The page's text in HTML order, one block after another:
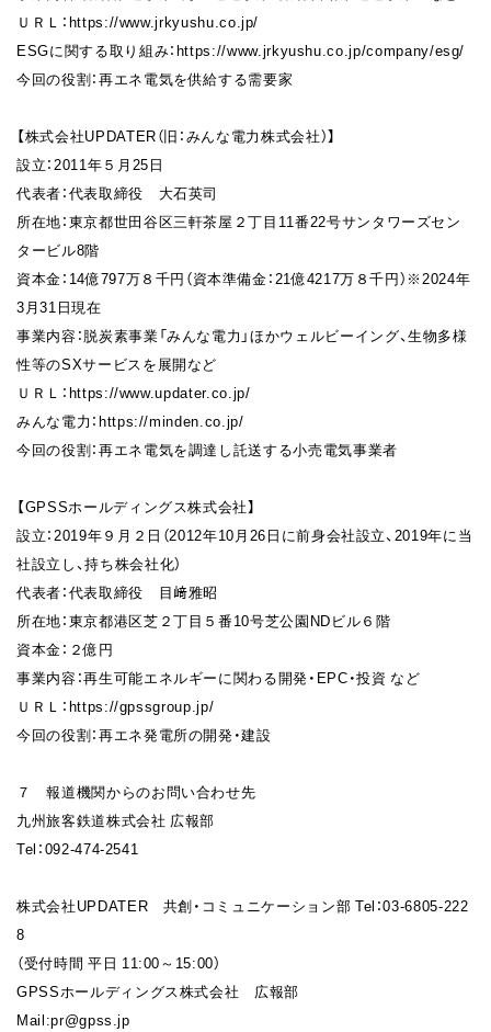
ＵＲＬ：https://www.jrkyushu.co.jp/
ESGに関する取り組み：https://www.jrkyushu.co.jp/company/esg/
今回の役割：再エネ電気を供給する需要家
【株式会社UPDATER（旧：みんな電力株式会社）】
設立：2011年５月25日
代表者：代表取締役 大石英司
所在地：東京都世田谷区三軒茶屋２丁目11番22号サンタワーズセン
タービル8階
資本金：14億797万８千円（資本準備金：21億4217万８千円）※2024年
3月31日現在
事業内容：脱炭素事業「みんな電力」ほかウェルビーイング、生物多様
性等のSXサービスを展開など
ＵＲＬ：https://www.updater.co.jp/
みんな電力：https://minden.co.jp/
今回の役割：再エネ電気を調達し託送する小売電気事業者
【GPSSホールディングス株式会社】
設立：2019年９月２日（2012年10月26日に前身会社設立、2019年に当
社設立し、持ち株会社化）
代表者：代表取締役 目﨑雅昭
所在地：東京都港区芝２丁目５番10号芝公園NDビル６階
資本金：２億円
事業内容：再生可能エネルギーに関わる開発・EPC・投資 など
ＵＲＬ：https://gpssgroup.jp/
今回の役割：再エネ発電所の開発・建設
７ 報道機関からのお問い合わせ先
九州旅客鉄道株式会社 広報部
Tel：092-474-2541
株式会社UPDATER 共創・コミュニケーション部 Tel：03-6805-222
8
（受付時間 平日 11:00～15:00）
GPSSホールディングス株式会社 広報部
Mail:pr@gpss.jp